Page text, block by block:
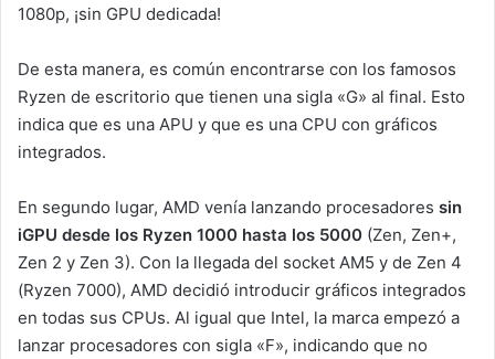
1080p, ¡sin GPU dedicada!
De esta manera, es común encontrarse con los famosos
Ryzen de escritorio que tienen una sigla «G» al final. Esto
indica que es una APU y que es una CPU con gráficos
integrados.
En segundo lugar, AMD venía lanzando procesadores sin
iGPU desde los Ryzen 1000 hasta los 5000 (Zen, Zen+,
Zen 2 y Zen 3). Con la llegada del socket AM5 y de Zen 4
(Ryzen 7000), AMD decidió introducir gráficos integrados
en todas sus CPUs. Al igual que Intel, la marca empezó a
lanzar procesadores con sigla «F», indicando que no